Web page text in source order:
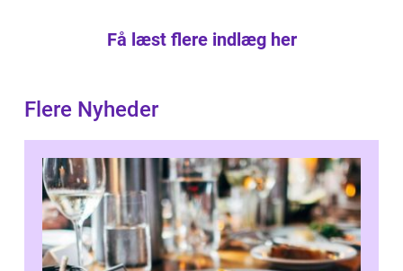
Få læst flere indlæg her
Flere Nyheder